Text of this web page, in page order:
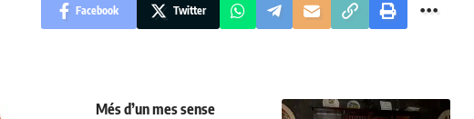
Facebook Twitter
Més d’un mes sense